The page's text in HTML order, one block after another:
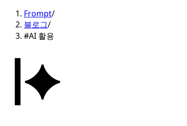
Frompt/
블로그/
#AI 활용